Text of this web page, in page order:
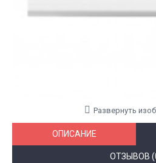
Развернуть
ОПИСАНИЕ
ОТЗЫВОВ